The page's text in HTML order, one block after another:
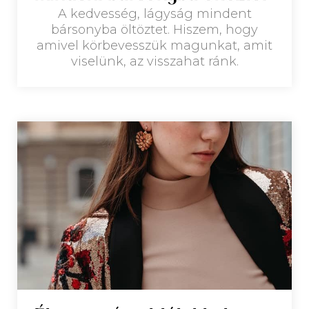
A kedvesség, lágyság mindent
bársonyba öltöztet. Hiszem, hogy
amivel körbevesszük magunkat, amit
viselünk, az visszahat ránk.